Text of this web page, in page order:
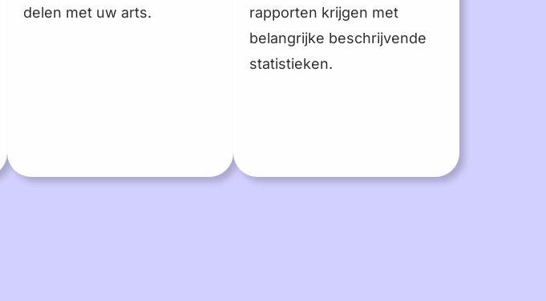
delen met uw arts.
rapporten krijgen met
belangrijke beschrijvende
statistieken.